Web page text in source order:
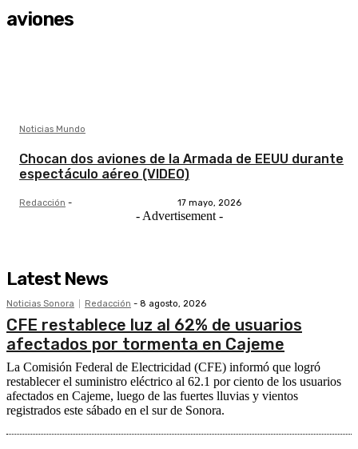
aviones
Noticias Mundo
Chocan dos aviones de la Armada de EEUU durante
espectáculo aéreo (VIDEO)
Redacción - 17 mayo, 2026
- Advertisement -
Latest News
Noticias Sonora Redacción - 8 agosto, 2026
CFE restablece luz al 62% de usuarios
afectados por tormenta en Cajeme
La Comisión Federal de Electricidad (CFE) informó que logró
restablecer el suministro eléctrico al 62.1 por ciento de los usuarios
afectados en Cajeme, luego de las fuertes lluvias y vientos
registrados este sábado en el sur de Sonora.